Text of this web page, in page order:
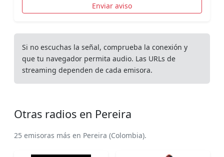
Enviar aviso
Si no escuchas la señal, comprueba la conexión y
que tu navegador permita audio. Las URLs de
streaming dependen de cada emisora.
Otras radios en Pereira
25 emisoras más en Pereira (Colombia).